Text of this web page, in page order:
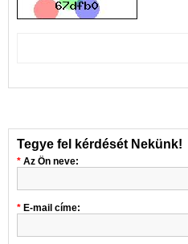
Tegye fel kérdését Nekünk!
Az Ön neve:
E-mail címe: